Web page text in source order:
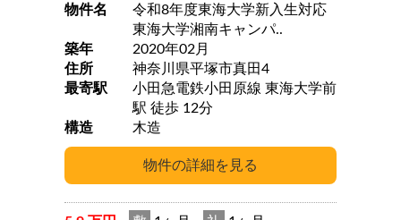
物件名
令和8年度東海大学新入生対応
東海大学湘南キャンパ..
築年
2020年02月
住所
神奈川県平塚市真田4
最寄駅
小田急電鉄小田原線 東海大学前
駅 徒歩 12分
構造
木造